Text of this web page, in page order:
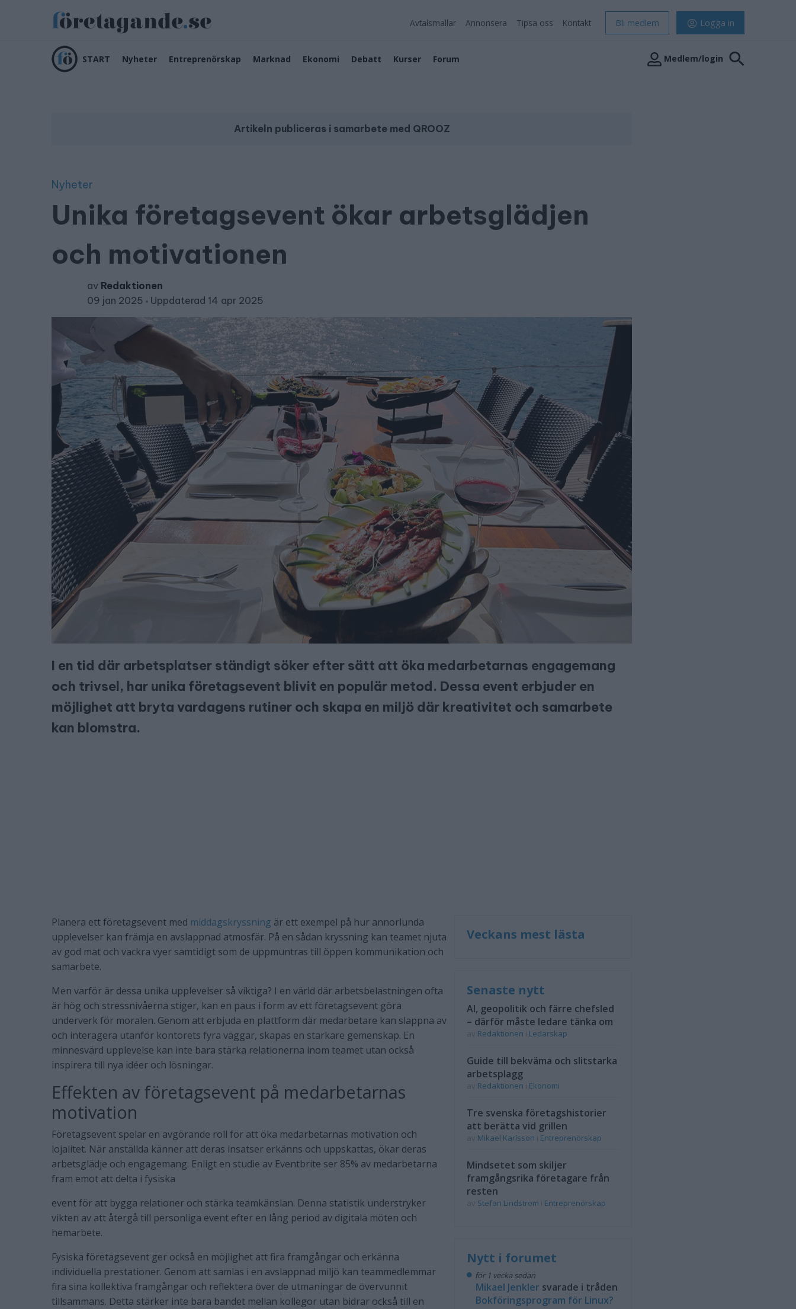
Avtalsmallar Annonsera Tipsa oss Kontakt Bli medlem Logga in
START Nyheter Entreprenörskap Marknad Ekonomi Debatt Kurser Forum Medlem/login
Artikeln publiceras i samarbete med QROOZ
Nyheter
Unika företagsevent ökar arbetsglädjen
och motivationen
av Redaktionen
09 jan 2025
Uppdaterad 14 apr 2025
I en tid där arbetsplatser ständigt söker efter sätt att öka medarbetarnas engagemang
och trivsel, har unika företagsevent blivit en populär metod. Dessa event erbjuder en
möjlighet att bryta vardagens rutiner och skapa en miljö där kreativitet och samarbete
kan blomstra.
Planera ett företagsevent med middagskryssning är ett exempel på hur annorlunda
upplevelser kan främja en avslappnad atmosfär. På en sådan kryssning kan teamet njuta
av god mat och vackra vyer samtidigt som de uppmuntras till öppen kommunikation och
samarbete.
Men varför är dessa unika upplevelser så viktiga? I en värld där arbetsbelastningen ofta
är hög och stressnivåerna stiger, kan en paus i form av ett företagsevent göra
underverk för moralen. Genom att erbjuda en plattform där medarbetare kan slappna av
och interagera utanför kontorets fyra väggar, skapas en starkare gemenskap. En
minnesvärd upplevelse kan inte bara stärka relationerna inom teamet utan också
inspirera till nya idéer och lösningar.
Effekten av företagsevent på medarbetarnas
motivation
Företagsevent spelar en avgörande roll för att öka medarbetarnas motivation och
lojalitet. När anställda känner att deras insatser erkänns och uppskattas, ökar deras
arbetsglädje och engagemang. Enligt en studie av Eventbrite ser 85% av medarbetarna
fram emot att delta i fysiska
event för att bygga relationer och stärka teamkänslan. Denna statistik understryker
vikten av att återgå till personliga event efter en lång period av digitala möten och
hemarbete.
Fysiska företagsevent ger också en möjlighet att fira framgångar och erkänna
individuella prestationer. Genom att samlas i en avslappnad miljö kan teammedlemmar
fira sina kollektiva framgångar och reflektera över de utmaningar de övervunnit
tillsammans. Detta stärker inte bara bandet mellan kollegor utan bidrar också till en
Veckans mest lästa
Senaste nytt
AI, geopolitik och färre chefsled
– därför måste ledare tänka om
Redaktionen Ledarskap
Guide till bekväma och slitstarka
arbetsplagg
Redaktionen Ekonomi
Tre svenska företagshistorier
att berätta vid grillen
Mikael Karlsson Entreprenörskap
Mindsetet som skiljer
framgångsrika företagare från
resten
Stefan Lindstrom Entreprenörskap
Nytt i forumet
för 1 vecka sedan
Mikael Jenkler svarade i tråden
Bokföringsprogram för Linux?